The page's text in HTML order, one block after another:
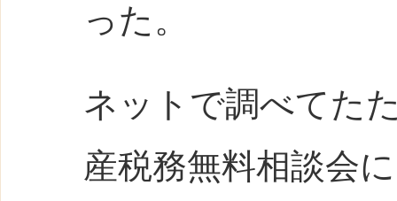
った。
ネットで調べてた
産税務無料相談会